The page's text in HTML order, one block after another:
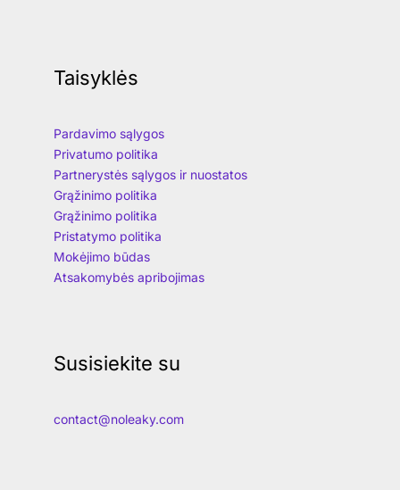
Taisyklės
Pardavimo sąlygos
Privatumo politika
Partnerystės sąlygos ir nuostatos
Grąžinimo politika
Grąžinimo politika
Pristatymo politika
Mokėjimo būdas
Atsakomybės apribojimas
Susisiekite su
contact@noleaky.com